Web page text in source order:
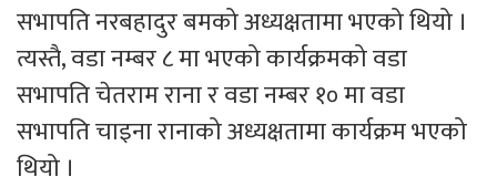
सभापति नरबहादुर बमको अध्यक्षतामा भएको थियो ।
त्यस्तै, वडा नम्बर ८ मा भएको कार्यक्रमको वडा
सभापति चेतराम राना र वडा नम्बर १० मा वडा
सभापति चाइना रानाको अध्यक्षतामा कार्यक्रम भएको
थियो ।